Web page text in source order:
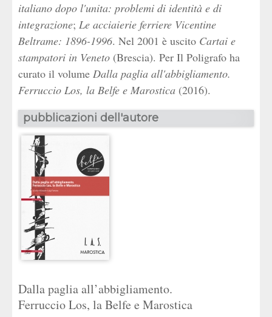
italiano dopo l'unita: problemi di identità e di
integrazione; Le acciaierie ferriere Vicentine
Beltrame: 1896-1996. Nel 2001 è uscito Cartai e
stampatori in Veneto (Brescia). Per Il Poligrafo ha
curato il volume Dalla paglia all'abbigliamento.
Ferruccio Los, la Belfe e Marostica (2016).
pubblicazioni dell'autore
Dalla paglia all’abbigliamento.
Ferruccio Los, la Belfe e Marostica